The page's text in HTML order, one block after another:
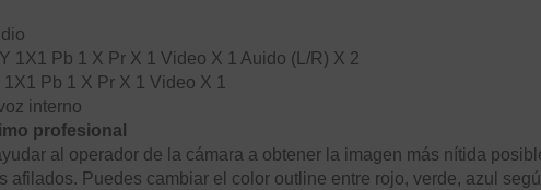
1X1 Pb 1 X Pr X 1 Video X 1 Auido (L/R) X 2
Pb 1 X Pr X 1 Video X 1
interno
profesional
al operador de la cámara a obtener la imagen más nítida
afilados. Puedes cambiar el color outline entre rojo, verde, azul